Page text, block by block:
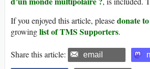
If you enjoyed this article, pleasedonate
growinglist of TMS Supporters.
Share this article: email